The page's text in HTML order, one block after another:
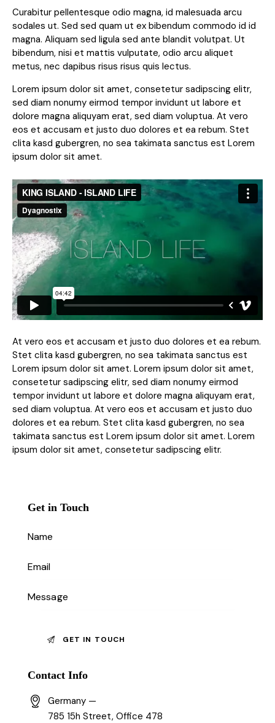
Curabitur pellentesque odio magna, id malesuada arcu
sodales ut. Sed sed quam ut ex bibendum commodo id id
magna. Aliquam sed ligula sed ante blandit volutpat. Ut
bibendum, nisi et mattis vulputate, odio arcu aliquet
metus, nec dapibus risus risus quis lectus.
Lorem ipsum dolor sit amet, consetetur sadipscing elitr,
sed diam nonumy eirmod tempor invidunt ut labore et
dolore magna aliquyam erat, sed diam voluptua. At vero
eos et accusam et justo duo dolores et ea rebum. Stet
clita kasd gubergren, no sea takimata sanctus est Lorem
ipsum dolor sit amet.
At vero eos et accusam et justo duo dolores et ea rebum.
Stet clita kasd gubergren, no sea takimata sanctus est
Lorem ipsum dolor sit amet. Lorem ipsum dolor sit amet,
consetetur sadipscing elitr, sed diam nonumy eirmod
tempor invidunt ut labore et dolore magna aliquyam erat,
sed diam voluptua. At vero eos et accusam et justo duo
dolores et ea rebum. Stet clita kasd gubergren, no sea
takimata sanctus est Lorem ipsum dolor sit amet. Lorem
ipsum dolor sit amet, consetetur sadipscing elitr.
Get in Touch
Contact Info
Germany —
785 15h Street, Office 478